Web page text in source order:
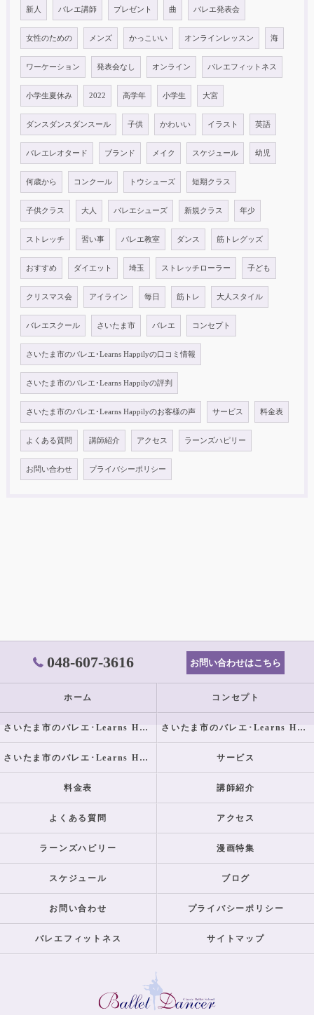
新人 バレエ講師 プレゼント 曲 バレエ発表会
女性のための メンズ かっこいい オンラインレッスン 海
ワーケーション 発表会なし オンライン バレエフィットネス
小学生夏休み 2022 高学年 小学生 大宮
ダンスダンスダンスール 子供 かわいい イラスト 英語
バレエレオタード ブランド メイク スケジュール 幼児
何歳から コンクール トウシューズ 短期クラス
子供クラス 大人 バレエシューズ 新規クラス 年少
ストレッチ 習い事 バレエ教室 ダンス 筋トレグッズ
おすすめ ダイエット 埼玉 ストレッチローラー 子ども
クリスマス会 アイライン 毎日 筋トレ 大人スタイル
バレエスクール さいたま市 バレエ コンセプト
さいたま市のバレエ･Learns Happilyの口コミ情報
さいたま市のバレエ･Learns Happilyの評判
さいたま市のバレエ･Learns Happilyのお客様の声 サービス 料金表
よくある質問 講師紹介 アクセス ラーンズハピリー
お問い合わせ プライバシーポリシー
048-607-3616 お問い合わせはこちら
ホーム コンセプト
さいたま市のバレエ･Learns Happilyの口コミ情報 さいたま市のバレエ･Learns Happilyの評判
さいたま市のバレエ･Learns Happilyのお客様の声 サービス
料金表 講師紹介
よくある質問 アクセス
ラーンズハピリー 漫画特集
スケジュール ブログ
お問い合わせ プライバシーポリシー
バレエフィットネス サイトマップ